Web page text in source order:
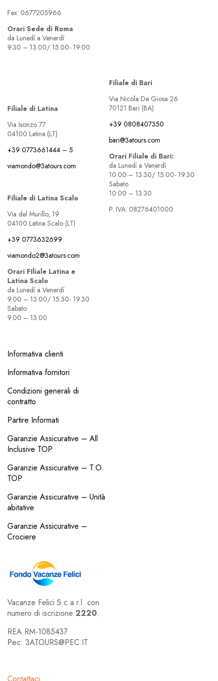
Fax: 0677205966
Orari Sede di Roma
da Lunedí a Venerdí
9.30 – 13.00/ 15.00- 19.00
Filiale di Latina
Via Isonzo 77
04100 Latina (LT)
+39 0773661444 – 5
viamondo@3atours.com
Filiale di Latina Scalo
Via del Murillo, 19
04100 Latina Scalo (LT)
+39 0773632699
viamondo2@3atours.com
Orari FIliale Latina e
Latina Scalo
da Lunedí a Venerdí
9.00 – 13.00/ 15.30- 19.30
Sabato
9.00 – 13.00
Filiale di Bari
Via Nicola De Giosa 26
70121 Bari (BA)
+39 0808407350
bari@3atours.com
Orari Filiale di Bari:
da Lunedí a Venerdí
10.00 – 13.30/ 15.00- 19.30
Sabato
10:00 – 13:30
P. IVA: 08276401000
Informativa clienti
Informativa fornitori
Condizioni generali di
contratto
Partire Informati
Garanzie Assicurative – All
Inclusive TOP
Garanzie Assicurative – T.O.
TOP
Garanzie Assicurative – Unità
abitative
Garanzie Assicurative –
Crociere
Vacanze Felici S.c.a.r.l. con
numero di iscrizione 2220.
REA RM-1085437
Pec: 3ATOURS@PEC.IT
Contattaci